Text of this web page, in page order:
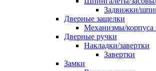
Задвижки/
Дверные защелки
Механизмы/корпуса
Дверные ручки
Накладки/завертки
Завертки
Замки